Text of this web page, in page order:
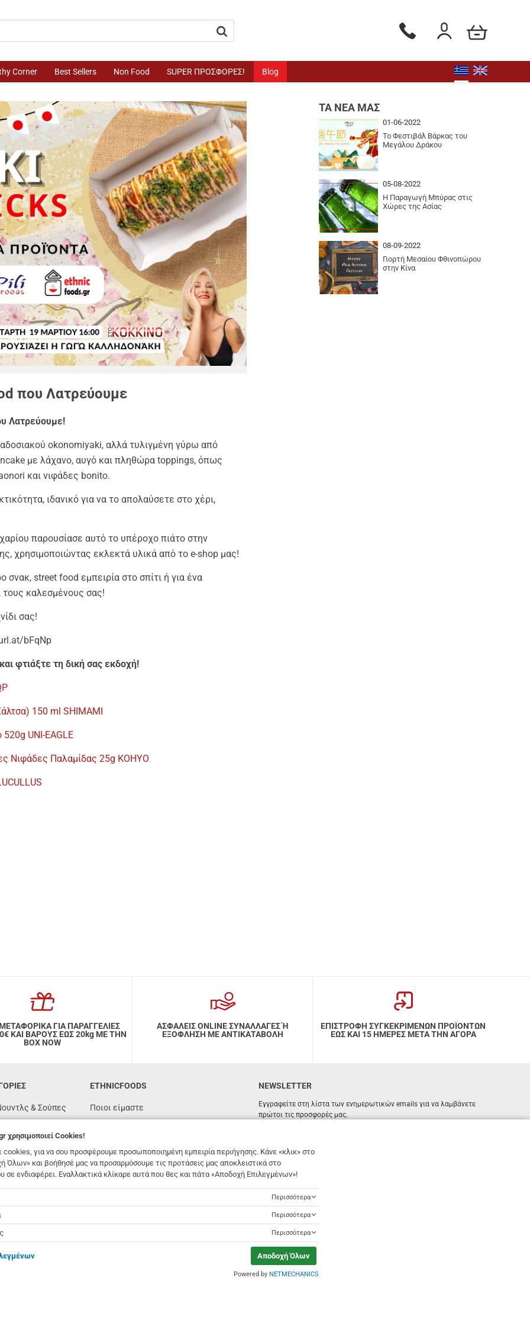
button.search Τηλεφωνικές παραγγελίες
Είσοδος / Εγγραφή
Το καλάθι μου
Corner Best Sellers Non Food SUPER ΠΡΟΣΦΟΡΕΣ! Blog
που Λατρεύουμε
Λατρεύουμε!
okonomiyaki, αλλά τυλιγμένη γύρω από
με λάχανο, αυγό και πληθώρα toppings, όπως
και νιφάδες bonito.
ιδανικό για να το απολαύσετε στο χέρι,
παρουσίασε αυτό το υπέροχο πιάτο στην
χρησιμοποιώντας εκλεκτά υλικά από το e-shop μας!
σνακ, street food εμπειρία στο σπίτι ή για ένα
τους καλεσμένους σας!
σας!
bFqNp
φτιάξτε τη δική σας εκδοχή!
150 ml SHIMAMI
UNI-EAGLE
Νιφάδες Παλαμίδας 25g KOHYO
ΤΑ ΝΕΑ ΜΑΣ
01-06-2022
Το Φεστιβάλ Βάρκας του
Μεγάλου Δράκου
05-08-2022
Η Παραγωγή Μπύρας στις
Χώρες της Ασίας
08-09-2022
Γιορτή Μεσαίου Φθινοπώρου
στην Κίνα
ΓΙΑ ΠΑΡΑΓΓΕΛΙΕΣ
ΒΑΡΟΥΣ ΕΩΣ 20kg ΜΕ ΤΗΝ
BOX NOW
ΑΣΦΑΛΕΙΣ ONLINE ΣΥΝΑΛΛΑΓΕΣ Ή
ΕΞΟΦΛΗΣΗ ΜΕ ΑΝΤΙΚΑΤΑΒΟΛΗ
ΕΠΙΣΤΡΟΦΗ ΣΥΓΚΕΚΡΙΜΕΝΩΝ ΠΡΟΪΟΝΤΩΝ
ΕΩΣ ΚΑΙ 15 ΗΜΕΡΕΣ ΜΕΤΑ ΤΗΝ ΑΓΟΡΑ
& Σούπες
ETHNICFOODS
Ποιοι είμαστε
Όροι χρήσης
Παραγγελίες & Αποστολές
NEWSLETTER
Εγγραφείτε στη λίστα των ενημερωτικών emails για να λαμβάνετε
πρώτοι τις προσφορές μας.
Email
Έχω διαβάσει κι αποδέχομαι τους
χρησιμοποιεί Cookies!
cookies, για να σου προσφέρουμε προσωποποιημένη εμπειρία περιήγησης. Κάνε «κλικ» στο
Όλων» και βοήθησέ μας να προσαρμόσουμε τις προτάσεις μας αποκλειστικά στο
σε ενδιαφέρει. Εναλλακτικά κλίκαρε αυτά που θες και πάτα «Αποδοχή Επιλεγμένων»!
Περισσότερα
Περισσότερα
Περισσότερα
Αποδοχή Όλων
Powered by NETMECHANICS